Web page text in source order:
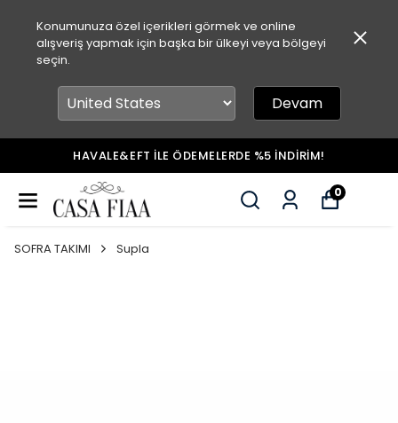
Konumunuza özel içerikleri görmek ve online
alışveriş yapmak için başka bir ülkeyi veya bölgeyi
seçin.
Devam
HAVALE&EFT İLE ÖDEMELERDE %5 İNDİRİM!
0
SOFRA TAKIMI Supla